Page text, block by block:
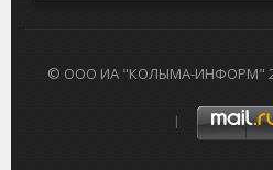
© ООО ИА "КОЛЫМА-ИНФОРМ"